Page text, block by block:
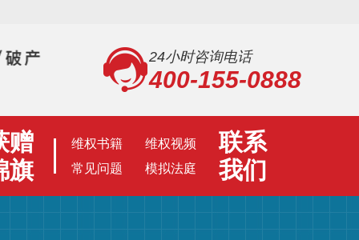
24小时咨询电话
400-155-0888
赠
旗
维权书籍
维权视频
常见问题
模拟法庭
联系
我们